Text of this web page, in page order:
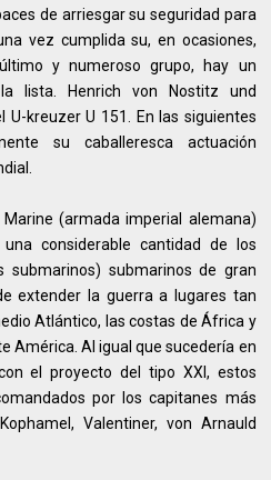
de arriesgar su seguridad para
vez cumplida su, en ocasiones,
y numeroso grupo, hay un
lista. Henrich von Nostitz und
kreuzer U 151. En las siguientes
su caballeresca actuación
(armada imperial alemana)
considerable cantidad de los
submarinos) submarinos de gran
extender la guerra a lugares tan
Atlántico, las costas de África y
América. Al igual que sucedería en
el proyecto del tipo XXI, estos
por los capitanes más
Valentiner, von Arnauld